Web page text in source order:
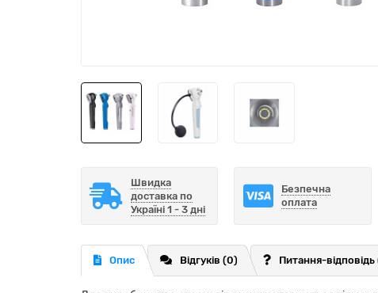
Швидка
доставка по
Україні 1 - 3 дні
Безпечна
оплата
Опис Відгуків (0) Питання-відповідь